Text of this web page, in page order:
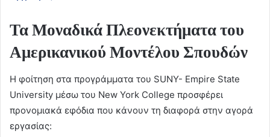
Τα Μοναδικά Πλεονεκτήματα του
Αμερικανικού Μοντέλου Σπουδών
Η φοίτηση στα προγράμματα του SUNY- Empire State
University μέσω του New York College προσφέρει
προνομιακά εφόδια που κάνουν τη διαφορά στην αγορά
εργασίας: